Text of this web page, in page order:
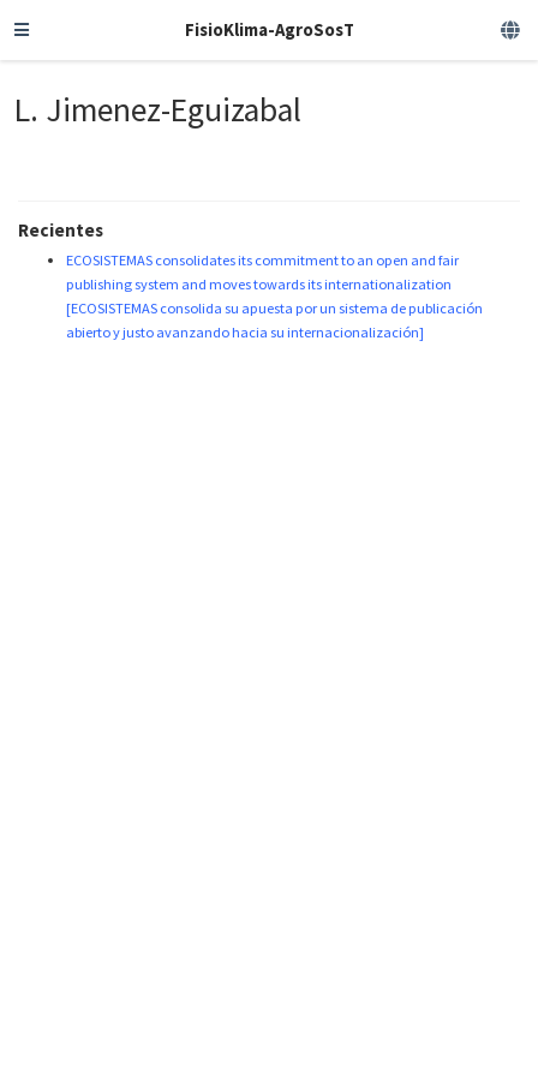
FisioKlima-AgroSosT
L. Jimenez-Eguizabal
Recientes
ECOSISTEMAS consolidates its commitment to an open and fair
publishing system and moves towards its internationalization
[ECOSISTEMAS consolida su apuesta por un sistema de publicación
abierto y justo avanzando hacia su internacionalización]